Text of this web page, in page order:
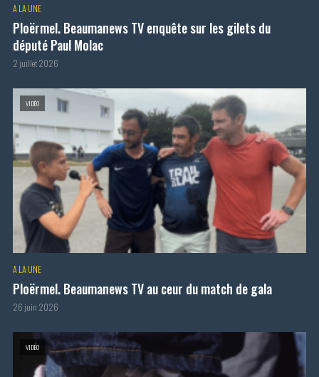
A LA UNE
Ploërmel. Beaumanews TV enquête sur les gilets du
député Paul Molac
2 juillet 2026
VIDÉO
A LA UNE
Ploërmel. Beaumanews TV au ceur du match de gala
26 juin 2026
VIDÉO